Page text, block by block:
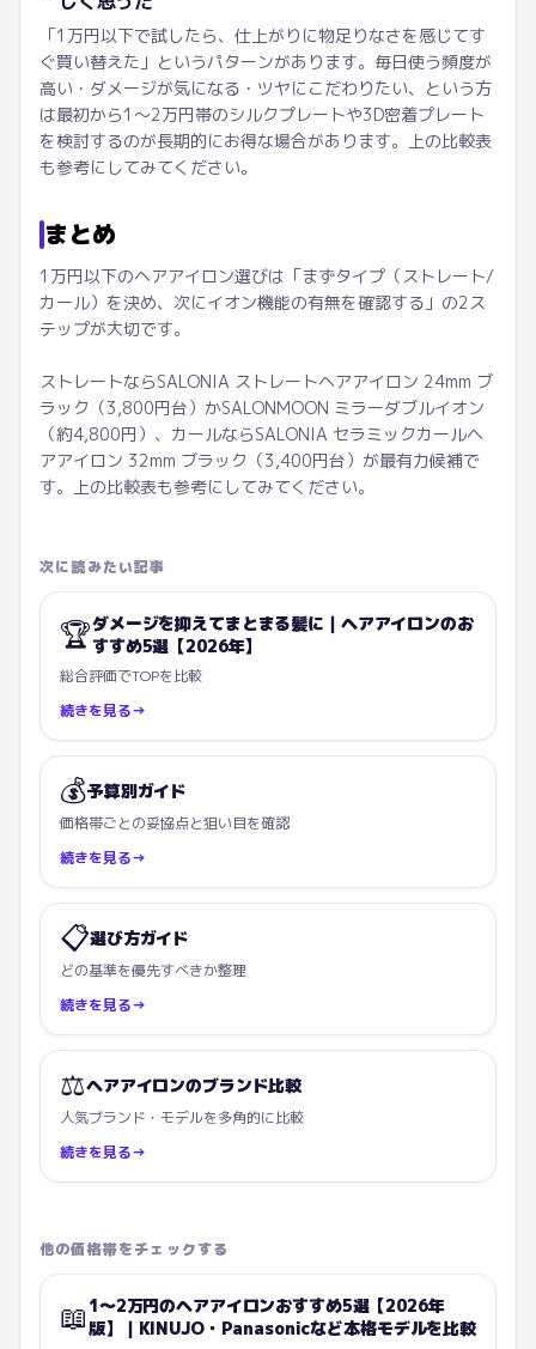
「1万円以下で試したら、仕上がりに物足りなさを感じてす
ぐ買い替えた」というパターンがあります。毎日使う頻度が
高い・ダメージが気になる・ツヤにこだわりたい、という方
は最初から1〜2万円帯のシルクプレートや3D密着プレート
を検討するのが長期的にお得な場合があります。上の比較表
も参考にしてみてください。
まとめ
1万円以下のヘアアイロン選びは「まずタイプ（ストレート/
カール）を決め、次にイオン機能の有無を確認する」の2ス
テップが大切です。
ストレートならSALONIA ストレートヘアアイロン 24mm ブ
ラック（3,800円台）かSALONMOON ミラーダブルイオン
（約4,800円）、カールならSALONIA セラミックカールヘ
アアイロン 32mm ブラック（3,400円台）が最有力候補で
す。上の比較表も参考にしてみてください。
次に読みたい記事
🏆ダメージを抑えてまとまる髪に｜ヘアアイロンのお
すすめ5選【2026年】
総合評価でTOPを比較
続きを見る→
💰予算別ガイド
価格帯ごとの妥協点と狙い目を確認
続きを見る→
📋選び方ガイド
どの基準を優先すべきか整理
続きを見る→
⚖️ヘアアイロンのブランド比較
人気ブランド・モデルを多角的に比較
続きを見る→
他の価格帯をチェックする
📖 1〜2万円のヘアアイロンおすすめ5選【2026年
版】｜KINUJO・Panasonicなど本格モデルを比較